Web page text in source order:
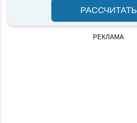
РАССЧИТАТЬ
РЕКЛАМА